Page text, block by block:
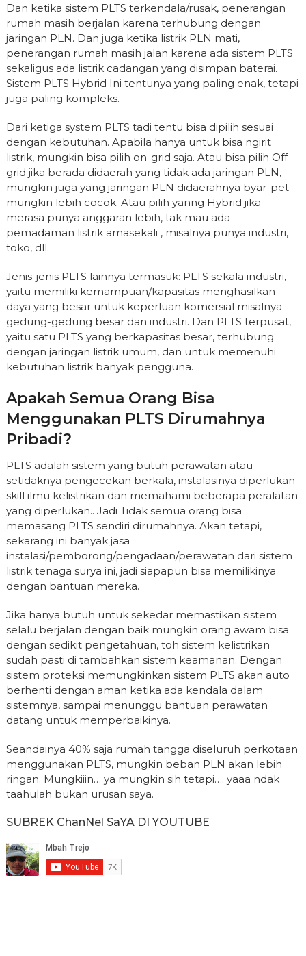
Dan ketika sistem PLTS terkendala/rusak, penerangan
rumah masih berjalan karena terhubung dengan
jaringan PLN. Dan juga ketika listrik PLN mati,
penerangan rumah masih jalan karena ada sistem PLTS
sekaligus ada listrik cadangan yang disimpan baterai.
Sistem PLTS Hybrid Ini tentunya yang paling enak, tetapi
juga paling kompleks.
Dari ketiga system PLTS tadi tentu bisa dipilih sesuai
dengan kebutuhan. Apabila hanya untuk bisa ngirit
listrik, mungkin bisa pilih on-grid saja. Atau bisa pilih Off-
grid jika berada didaerah yang tidak ada jaringan PLN,
mungkin juga yang jaringan PLN didaerahnya byar-pet
mungkin lebih cocok. Atau pilih yanng Hybrid jika
merasa punya anggaran lebih, tak mau ada
pemadaman listrik amasekali , misalnya punya industri,
toko, dll.
Jenis-jenis PLTS lainnya termasuk: PLTS sekala industri,
yaitu memiliki kemampuan/kapasitas menghasilkan
daya yang besar untuk keperluan komersial misalnya
gedung-gedung besar dan industri. Dan PLTS terpusat,
yaitu satu PLTS yang berkapasitas besar, terhubung
dengan jaringan listrik umum, dan untuk memenuhi
kebutuhan listrik banyak pengguna.
Apakah Semua Orang Bisa
Menggunakan PLTS Dirumahnya
Pribadi?
PLTS adalah sistem yang butuh perawatan atau
setidaknya pengecekan berkala, instalasinya diperlukan
skill ilmu kelistrikan dan memahami beberapa peralatan
yang diperlukan.. Jadi Tidak semua orang bisa
memasang PLTS sendiri dirumahnya. Akan tetapi,
sekarang ini banyak jasa
instalasi/pemborong/pengadaan/perawatan dari sistem
listrik tenaga surya ini, jadi siapapun bisa memilikinya
dengan bantuan mereka.
Jika hanya butuh untuk sekedar memastikan sistem
selalu berjalan dengan baik mungkin orang awam bisa
dengan sedikit pengetahuan, toh sistem kelistrikan
sudah pasti di tambahkan sistem keamanan. Dengan
sistem proteksi memungkinkan sistem PLTS akan auto
berhenti dengan aman ketika ada kendala dalam
sistemnya, sampai menunggu bantuan perawatan
datang untuk memperbaikinya.
Seandainya 40% saja rumah tangga diseluruh perkotaan
menggunakan PLTS, mungkin beban PLN akan lebih
ringan. Mungkiiin… ya mungkin sih tetapi…. yaaa ndak
taahulah bukan urusan saya.
SUBREK ChanNel SaYA DI YOUTUBE